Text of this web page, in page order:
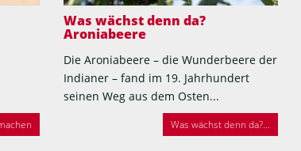
Was wächst denn da?
Aroniabeere
Die Aroniabeere – die Wunderbeere der
Indianer – fand im 19. Jahrhundert
seinen Weg aus dem Osten...
Was wächst denn da?...